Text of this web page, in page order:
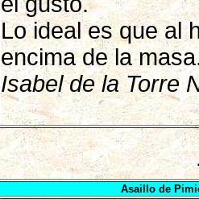
Lo ideal es que al
encima de la
Isabel de la Torre
Asaillo de